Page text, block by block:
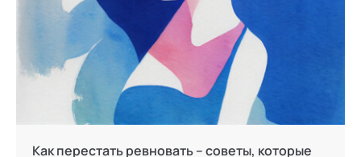
Как перестать ревновать – советы, которые